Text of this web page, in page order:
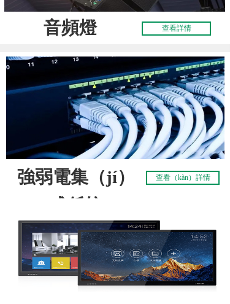
音頻燈
（dēng）光
（guāng）係
統
查看詳情
強弱電集（jí）
成係統
查看（kàn）詳情